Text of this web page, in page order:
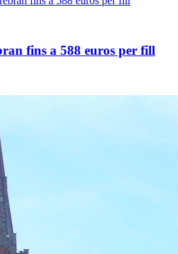
fins a 588 euros per fill